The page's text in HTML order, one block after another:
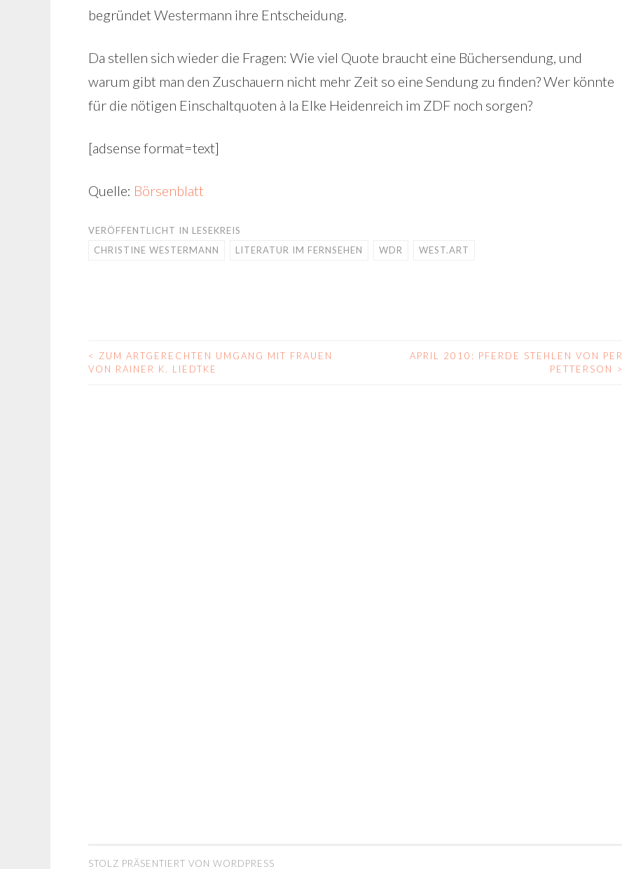
begründet Westermann ihre Entscheidung.
Da stellen sich wieder die Fragen: Wie viel Quote braucht eine Büchersendung, und
warum gibt man den Zuschauern nicht mehr Zeit so eine Sendung zu finden? Wer könnte
für die nötigen Einschaltquoten à la Elke Heidenreich im ZDF noch sorgen?
[adsense format=text]
Quelle: Börsenblatt
VERÖFFENTLICHT IN LESEKREIS
CHRISTINE WESTERMANN
LITERATUR IM FERNSEHEN WDR WEST.ART
BEITRAGS-
<
ZUM ARTGERECHTEN UMGANG MIT FRAUEN
VON RAINER K. LIEDTKE
APRIL 2010: PFERDE STEHLEN VON PER
PETTERSON >
STOLZ PRÄSENTIERT VON WORDPRESS